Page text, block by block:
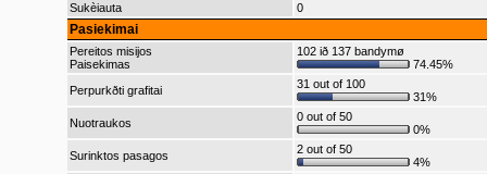
Sukèiauta
0
Pasiekimai
Pereitos misijos
Paisekimas
102 ið 137 bandymø
74.45%
Perpurkðti grafitai
31 out of 100
31%
Nuotraukos
0 out of 50
0%
Surinktos pasagos
2 out of 50
4%